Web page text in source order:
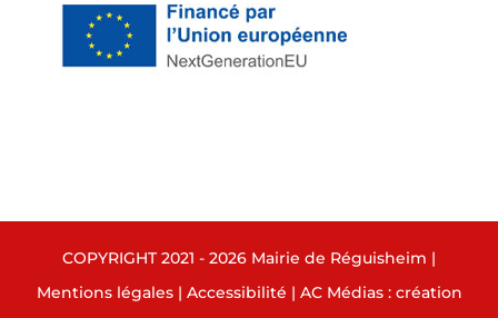
COPYRIGHT 2021 - 2026 Mairie de Réguisheim |
Mentions légales| Accessibilité | AC Médias : création